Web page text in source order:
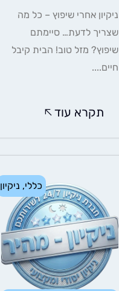
ניקיון אחרי שיפוץ – כל מה
שצריך לדעת… סיימתם
שיפוץ? מזל טוב! הבית קיבל
חיים....
תקרא עוד
כללי, ניקיון